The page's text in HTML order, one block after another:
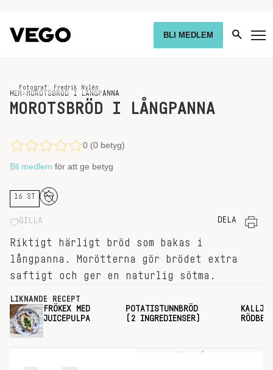
BLI MEDLEM
HEM › MOROTSBRÖD I LÅNGPANNA
Fotograf: Fredrik Nylén
MOROTSBRÖD I LÅNGPANNA
0 (0 betyg)
Bli medlem för att ge betyg
16 ST
GILLA DELA
Riktigt härligt bröd som bakas i
långpanna. Morötterna gör brödet extra
saftigt och ger en naturlig sötma.
LIKNANDE RECEPT
FRÖKEX MED
JUICEPULPA
POTATISTUNNBRÖD
(2 INGREDIENSER)